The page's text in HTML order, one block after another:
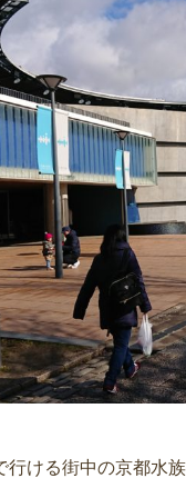
行ける街中の京都水